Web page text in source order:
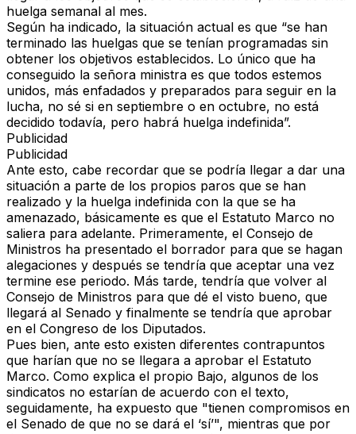
huelga semanal al mes.
Según ha indicado, la situación actual es que “se han
terminado las huelgas que se tenían programadas sin
obtener los objetivos establecidos. Lo único que ha
conseguido la señora ministra es que todos estemos
unidos, más enfadados y preparados para seguir en la
lucha, no sé si en septiembre o en octubre, no está
decidido todavía, pero habrá huelga indefinida”.
Publicidad
Publicidad
Ante esto, cabe recordar que se podría llegar a dar una
situación a parte de los propios paros que se han
realizado y la huelga indefinida con la que se ha
amenazado, básicamente es que el Estatuto Marco no
saliera para adelante. Primeramente, el Consejo de
Ministros ha presentado el borrador para que se hagan
alegaciones y después se tendría que aceptar una vez
termine ese periodo. Más tarde, tendría que volver al
Consejo de Ministros para que dé el visto bueno, que
llegará al Senado y finalmente se tendría que aprobar
en el Congreso de los Diputados.
Pues bien, ante esto existen diferentes contrapuntos
que harían que no se llegara a aprobar el Estatuto
Marco. Como explica el propio Bajo, algunos de los
sindicatos no estarían de acuerdo con el texto,
seguidamente, ha expuesto que "tienen compromisos en
el Senado de que no se dará el ‘sí’", mientras que por